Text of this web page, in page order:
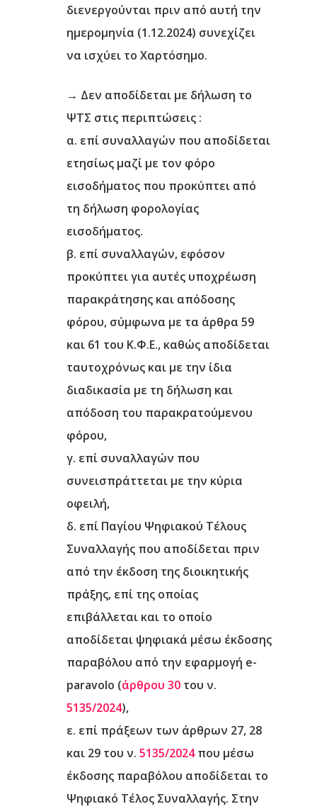
διενεργούνται πριν από αυτή την
ημερομηνία (1.12.2024) συνεχίζει
να ισχύει το Χαρτόσημο.
→ Δεν αποδίδεται με δήλωση το
ΨΤΣ στις περιπτώσεις :
α. επί συναλλαγών που αποδίδεται
ετησίως μαζί με τον φόρο
εισοδήματος που προκύπτει από
τη δήλωση φορολογίας
εισοδήματος.
β. επί συναλλαγών, εφόσον
προκύπτει για αυτές υποχρέωση
παρακράτησης και απόδοσης
φόρου, σύμφωνα με τα άρθρα 59
και 61 του Κ.Φ.Ε., καθώς αποδίδεται
ταυτοχρόνως και με την ίδια
διαδικασία με τη δήλωση και
απόδοση του παρακρατούμενου
φόρου,
γ. επί συναλλαγών που
συνεισπράττεται με την κύρια
οφειλή,
δ. επί Παγίου Ψηφιακού Τέλους
Συναλλαγής που αποδίδεται πριν
από την έκδοση της διοικητικής
πράξης, επί της οποίας
επιβάλλεται και το οποίο
αποδίδεται ψηφιακά μέσω έκδοσης
παραβόλου από την εφαρμογή e-
paravolo (άρθρου 30 του ν.
5135/2024),
ε. επί πράξεων των άρθρων 27, 28
και 29 του ν. 5135/2024που μέσω
έκδοσης παραβόλου αποδίδεται το
Ψηφιακό Τέλος Συναλλαγής. Στην